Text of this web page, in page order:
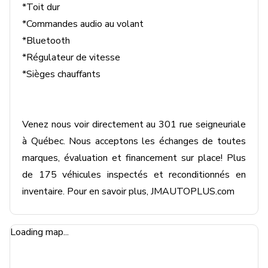
*Toit dur
*Commandes audio au volant
*Bluetooth
*Régulateur de vitesse
*Sièges chauffants
Venez nous voir directement au 301 rue seigneuriale
à Québec. Nous acceptons les échanges de toutes
marques, évaluation et financement sur place! Plus
de 175 véhicules inspectés et reconditionnés en
inventaire. Pour en savoir plus, JMAUTOPLUS.com
Loading map...